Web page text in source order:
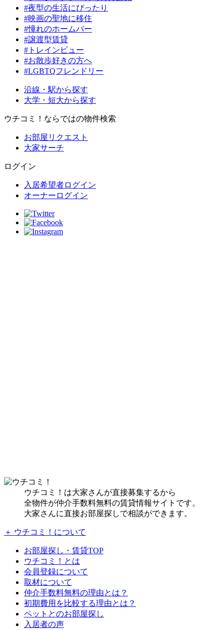
#夜型の生活にぴったり
#映画の聖地に移住
#憧れのホームバー
#譲渡型賃貸
#トレインビュー
#お散歩好きの方へ
#LGBTQフレンドリー
沿線・駅から探す
大学・短大から探す
ウチコミ！ならではの物件検索
お部屋リクエスト
大家サーチ
ログイン
入居希望者ログイン
オーナーログイン
ウチコミ！は大家さんが直接募集するから
全物件が仲介手数料無料の賃貸情報サイトです。
大家さんに直接お部屋探しで相談ができます。
＋ ウチコミ！について
お部屋探し・賃貸TOP
ウチコミ！とは
会員登録について
取材について
仲介手数料無料の理由とは？
初期費用を比較する理由とは？
ペットとのお部屋探し
入居者の声